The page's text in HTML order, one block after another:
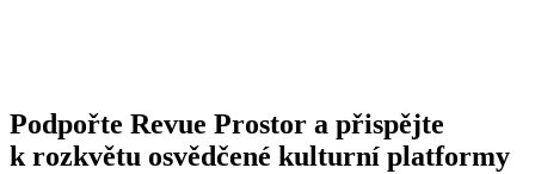
Podpořte Revue Prostor a přispějte
k rozkvětu osvědčené kulturní platformy